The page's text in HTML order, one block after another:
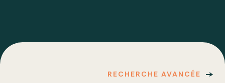
RECHERCHE AVANCÉE